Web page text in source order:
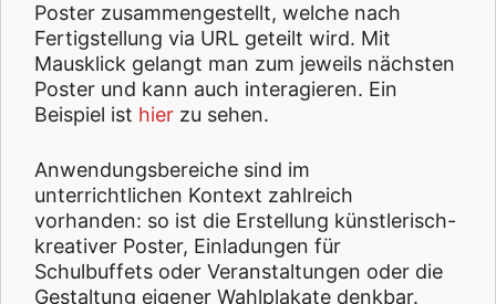
Poster zusammengestellt, welche nach
Fertigstellung via URL geteilt wird. Mit
Mausklick gelangt man zum jeweils nächsten
Poster und kann auch interagieren. Ein
Beispiel ist hier zu sehen.
Anwendungsbereiche sind im
unterrichtlichen Kontext zahlreich
vorhanden: so ist die Erstellung künstlerisch-
kreativer Poster, Einladungen für
Schulbuffets oder Veranstaltungen oder die
Gestaltung eigener Wahlplakate denkbar.